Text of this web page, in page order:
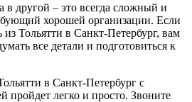
в другой – это всегда сложный и
хорошей организации. Если
из Тольятти в Санкт-Петербург, вам
все детали и подготовиться к
в Санкт-Петербург с
пройдет легко и просто. Звоните